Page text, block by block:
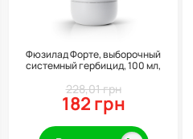
Фюзилад Форте, выборочный
системный гербицид, 100 мл,
182 грн
228,01 грн